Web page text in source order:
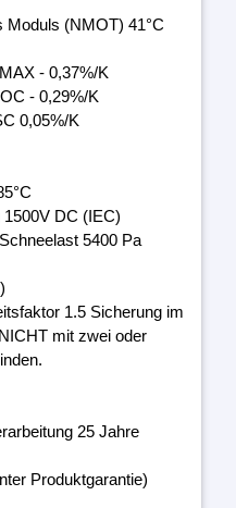
Moduls (NMOT) 41°C
- 0,37%/K
- 0,29%/K
0,05%/K
DC (IEC)
5400 Pa
1.5 Sicherung im
mit zwei oder
25 Jahre
Produktgarantie)